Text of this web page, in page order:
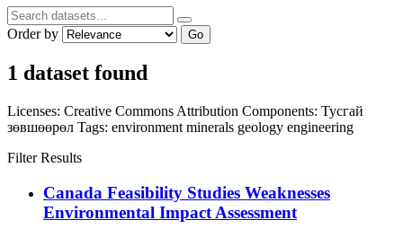
Order by Go
1 dataset found
Licenses: Creative Commons Attribution Components: Тусгай
зөвшөөрөл Tags: environment minerals geology engineering
Filter Results
Canada Feasibility Studies Weaknesses
Environmental Impact Assessment